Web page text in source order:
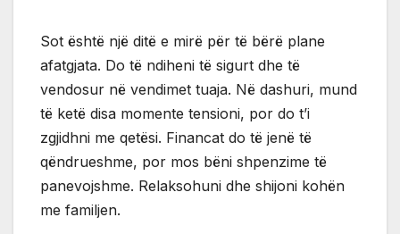
Sot është një ditë e mirë për të bërë plane
afatgjata. Do të ndiheni të sigurt dhe të
vendosur në vendimet tuaja. Në dashuri, mund
të ketë disa momente tensioni, por do t’i
zgjidhni me qetësi. Financat do të jenë të
qëndrueshme, por mos bëni shpenzime të
panevojshme. Relaksohuni dhe shijoni kohën
me familjen.